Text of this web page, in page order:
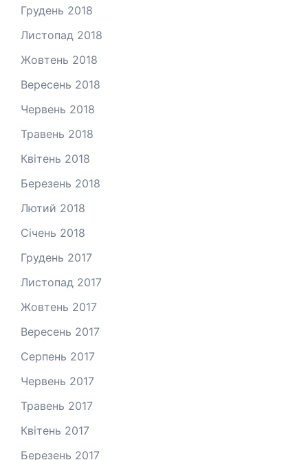
Грудень 2018
Листопад 2018
Жовтень 2018
Вересень 2018
Червень 2018
Травень 2018
Квітень 2018
Березень 2018
Лютий 2018
Січень 2018
Грудень 2017
Листопад 2017
Жовтень 2017
Вересень 2017
Серпень 2017
Червень 2017
Травень 2017
Квітень 2017
Березень 2017